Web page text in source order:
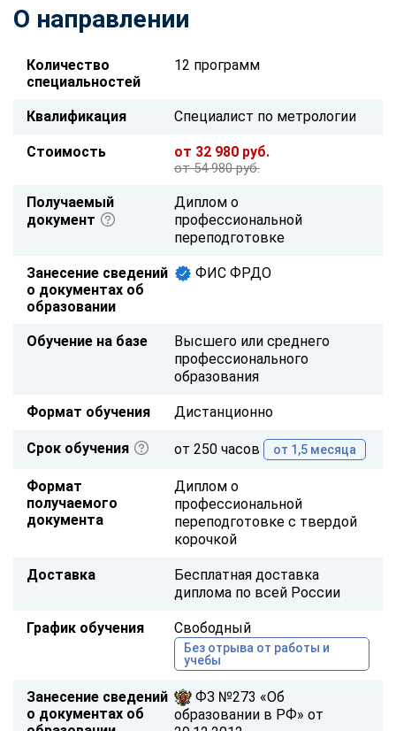
О направлении
Количество
специальностей
12 программ
Квалификация Специалист по метрологии
Стоимость от 32 980 руб.
от 54 980 руб.
Получаемый
документ
Диплом о
профессиональной
переподготовке
Занесение сведений
о документах об
образовании
ФИС ФРДО
Обучение на базе
Высшего или среднего
профессионального
образования
Формат обучения Дистанционно
Срок обучения от 250 часов от 1,5 месяца
Формат
получаемого
документа
Диплом о
профессиональной
переподготовке с твердой
корочкой
Доставка
Бесплатная доставка
диплома по всей России
График обучения Свободный
Без отрыва от работы и
учебы
Занесение сведений
о документах об
ФЗ №273 «Об
образовании в РФ» от